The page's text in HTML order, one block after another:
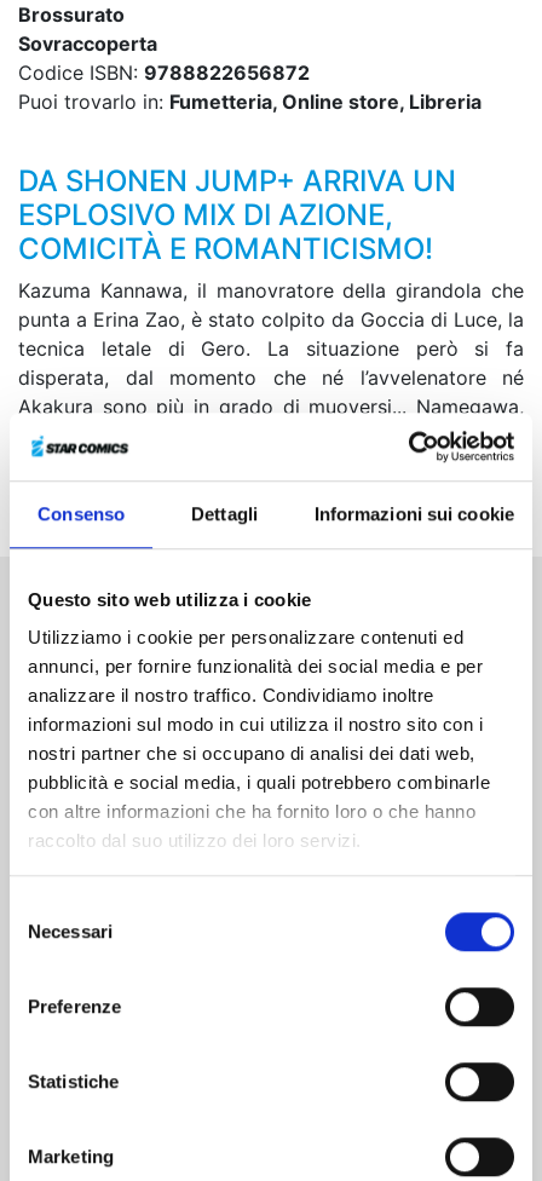
Consenso Dettagli Informazioni sui cookie
Questo sito web utilizza i cookie
Utilizziamo i cookie per personalizzare contenuti ed
annunci, per fornire funzionalità dei social media e per
analizzare il nostro traffico. Condividiamo inoltre
informazioni sul modo in cui utilizza il nostro sito con i
nostri partner che si occupano di analisi dei dati web,
pubblicità e social media, i quali potrebbero combinarle
con altre informazioni che ha fornito loro o che hanno
raccolto dal suo utilizzo dei loro servizi.
delNecessari
Preferenze
Statistiche
Marketing
Brossurato
Sovraccoperta
Codice ISBN: 9788822656872
Puoi trovarlo in: Fumetteria, Online store, Libreria
DA SHONEN JUMP+ ARRIVA UN
ESPLOSIVO MIX DI AZIONE,
COMICITÀ E ROMANTICISMO!
Kazuma Kannawa, il manovratore della girandola che
punta a Erina Zao, è stato colpito da Goccia di Luce, la
tecnica letale di Gero. La situazione però si fa
disperata, dal momento che né l’avvelenatore né
Akakura sono più in grado di muoversi... Namegawa,
nel frattempo, intima Kojiro e il suo gruppo di eliminare
Zao alla svelta, ma in quel momento qualcuno fa la sua
Altri volumi della serie